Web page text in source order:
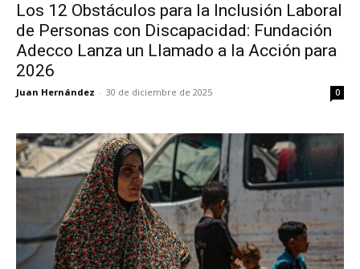
Los 12 Obstáculos para la Inclusión Laboral
de Personas con Discapacidad: Fundación
Adecco Lanza un Llamado a la Acción para
2026
Juan Hernández - 30 de diciembre de 2025 0